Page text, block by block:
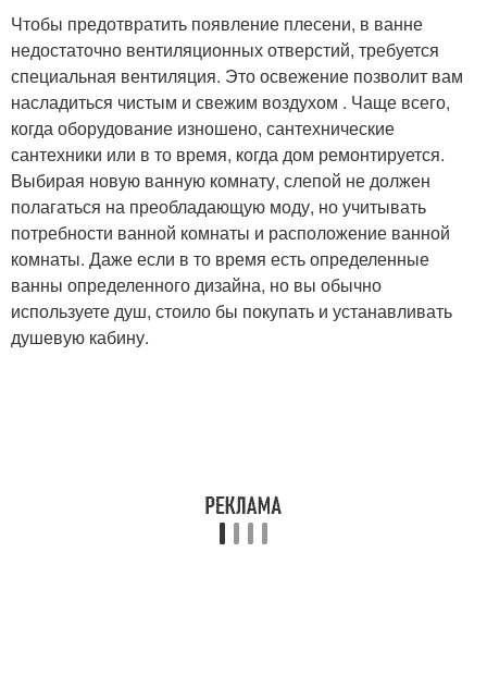
Чтобы предотвратить появление плесени, в ванне
недостаточно вентиляционных отверстий, требуется
специальная вентиляция. Это освежение позволит вам
насладиться чистым и свежим воздухом . Чаще всего,
когда оборудование изношено, сантехнические
сантехники или в то время, когда дом ремонтируется.
Выбирая новую ванную комнату, слепой не должен
полагаться на преобладающую моду, но учитывать
потребности ванной комнаты и расположение ванной
комнаты. Даже если в то время есть определенные
ванны определенного дизайна, но вы обычно
используете душ, стоило бы покупать и устанавливать
душевую кабину.